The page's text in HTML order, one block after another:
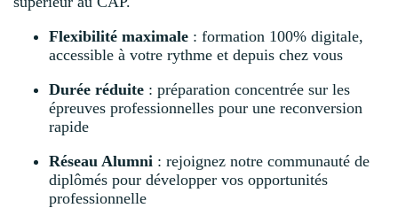
Flexibilité maximale : formation 100% digitale,
accessible à votre rythme et depuis chez vous
Durée réduite : préparation concentrée sur les
épreuves professionnelles pour une reconversion
rapide
Réseau Alumni : rejoignez notre communauté de
diplômés pour développer vos opportunités
professionnelle